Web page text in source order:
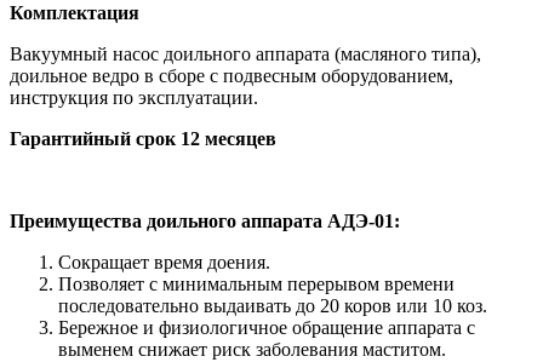
Комплектация
Вакуумный насос доильного аппарата (масляного типа),
доильное ведро в сборе с подвесным оборудованием,
инструкция по эксплуатации.
Гарантийный срок 12 месяцев
Преимущества доильного аппарата АДЭ-01:
Сокращает время доения.
Позволяет с минимальным перерывом времени
последовательно выдаивать до 20 коров или 10 коз.
Бережное и физиологичное обращение аппарата с
выменем снижает риск заболевания маститом.